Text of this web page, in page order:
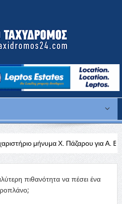
Χ. Πάζαρου για Α. Βαφεάδη